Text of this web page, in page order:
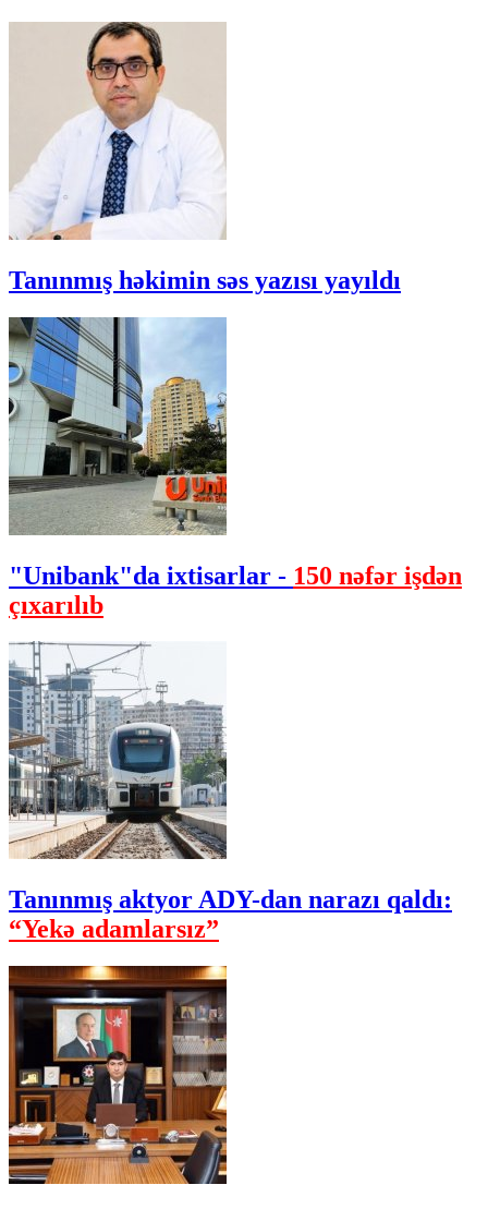
Tanınmış həkimin səs yazısı yayıldı
"Unibank"da ixtisarlar - 150 nəfər işdən
çıxarılıb
Tanınmış aktyor ADY-dan narazı qaldı:
“Yekə adamlarsız”